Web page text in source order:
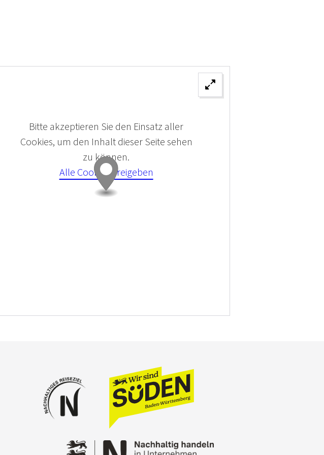
Bitte akzeptieren Sie den Einsatz aller
Cookies, um den Inhalt dieser Seite sehen
zu können.
Alle Cookies Freigeben